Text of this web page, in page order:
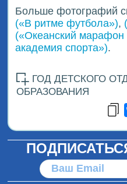
Больше фотографий
(«В ритме футбола»),
(«Океанский марафон
академия спорта»).
ГОД ДЕТСКОГО
ОБРАЗОВАНИЯ